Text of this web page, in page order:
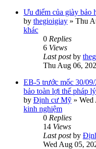
Ưu điểm của giày bảo
by thegioigiay » Thu
khác
0 Replies
6 Views
Last postby
Thu Aug 06,
EB-5 trước mốc 30/
bảo toàn lợi thế pháp lý
by Định cư Mỹ » Wed
kinh nghiệm
0 Replies
14 Views
Last postby
Wed Aug 05,